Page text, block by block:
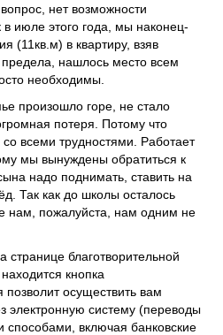
нет возможности
в июле этого года, мы наконец-
(11кв.м) в квартиру, взяв
нашлось место всем
необходимы.
произошло горе, не стало
потеря. Потому что
всеми трудностями. Работает
мы вынуждены обратиться к
надо поднимать, ставить на
Так как до школы осталось
нам, пожалуйста, нам одним не
благотворительной
кнопка
осуществить вам
электронную систему (переводы
включая банковские